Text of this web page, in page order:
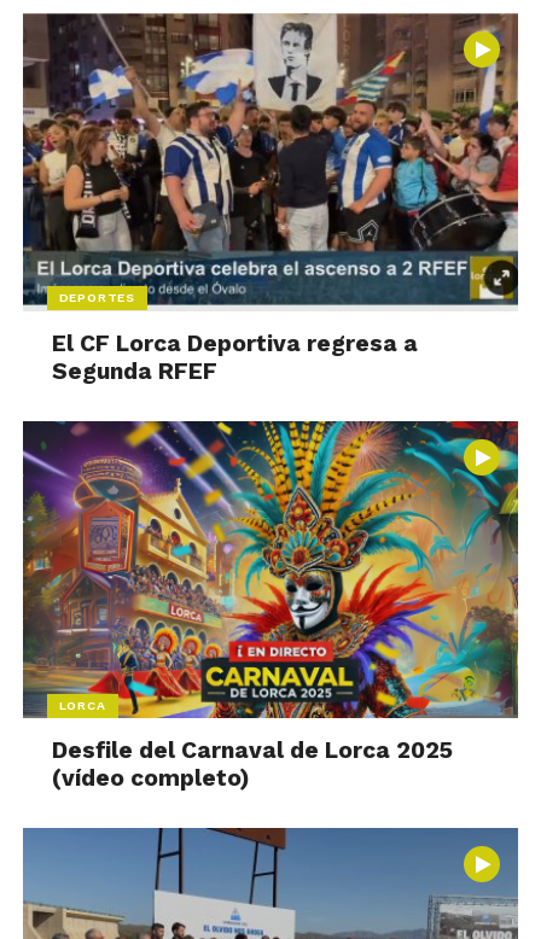
DEPORTES
El CF Lorca Deportiva regresa a
Segunda RFEF
LORCA
Desfile del Carnaval de Lorca 2025
(vídeo completo)